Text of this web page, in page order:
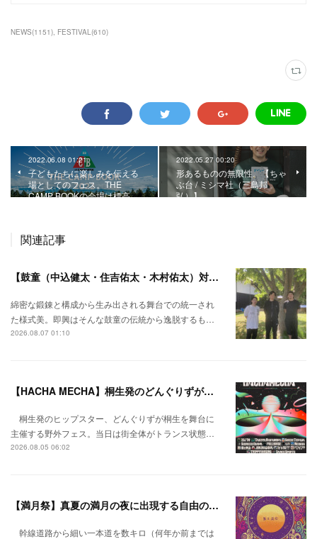
NEWS(1151) FESTIVAL(610)
2022.06.08 01:21
子どもたちに楽しみを伝える
場としてのフェス。THE
CAMP BOOKの会場は標高…
2022.05.27 00:20
形あるものの無限性。【ちゃ
ぶ台 / ミシマ社（三島邦
弘）】
関連記事
【鼓童（中込健太・住吉佑太・木村佑太）対談】即興で得られる新たな感覚。
綿密な鍛錬と構成から生み出される舞台での統一され
た様式美。即興はそんな鼓童の伝統から逸脱するも…
2026.08.07 01:10
【HACHA MECHA】桐生発のどんぐりずが桐生をハチャメチャに彩る。
桐生発のヒップスター、どんぐりずが桐生を舞台に
主催する野外フェス。当日は街全体がトランス状態…
2026.08.05 06:02
【満月祭】真夏の満月の夜に出現する自由の桃源郷。
幹線道路から細い一本道を数キロ（何年か前までは